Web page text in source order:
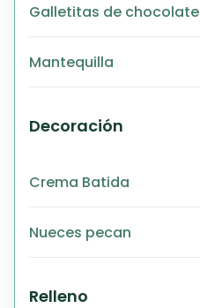
Galletitas de chocolate
Mantequilla
Decoración
Crema Batida
Nueces pecan
Relleno